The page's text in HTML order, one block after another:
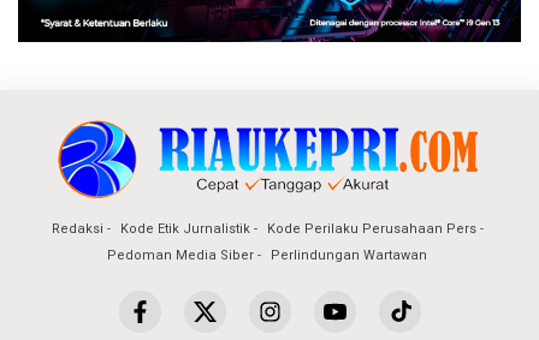
Redaksi Kode Etik Jurnalistik
Kode Perilaku Perusahaan Pers
Pedoman Media Siber
Perlindungan Wartawan